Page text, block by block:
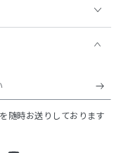
随時お送りしております